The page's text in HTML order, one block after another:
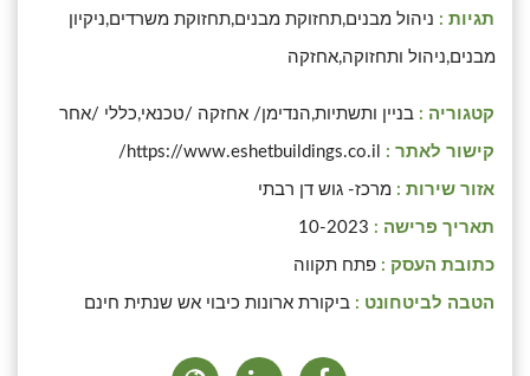
תגיות : ניהול מבנים,תחזוקת מבנים,תחזוקת משרדים,ניקיון
מבנים,ניהול ותחזוקה,אחזקה
קטגוריה : בניין ותשתיות,הנדימן/ אחזקה /טכנאי,כללי /אחר
קישור לאתר : https://www.eshetbuildings.co.il/
אזור שירות : מרכז- גוש דן רבתי
תאריך פרישה : 10-2023
כתובת העסק : פתח תקווה
הטבה לביטחונט : ביקורת ארונות כיבוי אש שנתית חינם